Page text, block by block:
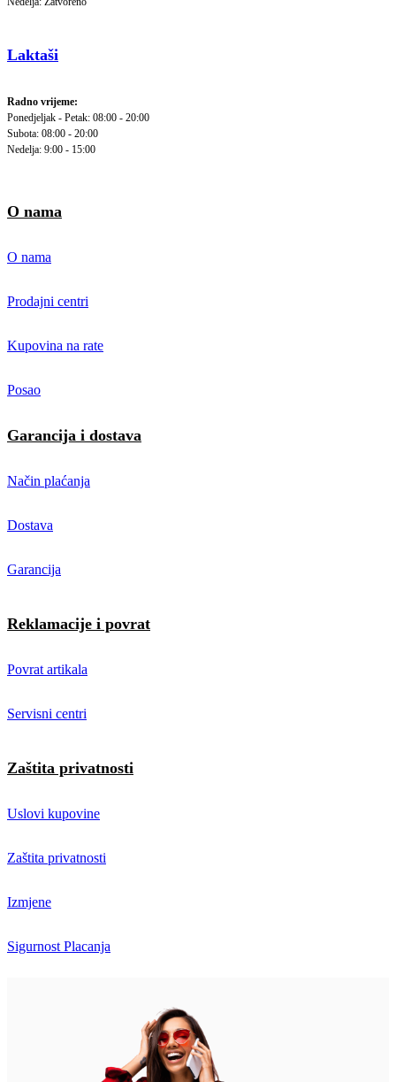
Laktaši
Radno vrijeme:
Ponedjeljak - Petak: 08:00 - 20:00
Subota: 08:00 - 20:00
Nedelja: 9:00 - 15:00
O nama
O nama
Prodajni centri
Kupovina na rate
Posao
Garancija i dostava
Način plaćanja
Dostava
Garancija
Reklamacije i povrat
Povrat artikala
Servisni centri
Zaštita privatnosti
Uslovi kupovine
Zaštita privatnosti
Izmjene
Sigurnost Placanja